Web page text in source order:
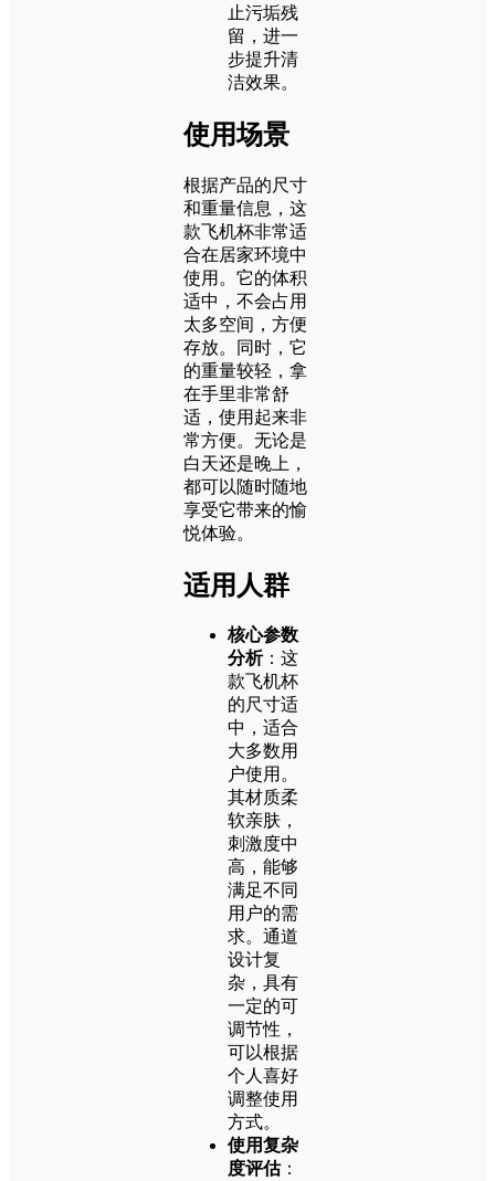
止污垢残
留，进一
步提升清
洁效果。
使用场景
根据产品的尺寸
和重量信息，这
款飞机杯非常适
合在居家环境中
使用。它的体积
适中，不会占用
太多空间，方便
存放。同时，它
的重量较轻，拿
在手里非常舒
适，使用起来非
常方便。无论是
白天还是晚上，
都可以随时随地
享受它带来的愉
悦体验。
适用人群
核心参数
分析：这
款飞机杯
的尺寸适
中，适合
大多数用
户使用。
其材质柔
软亲肤，
刺激度中
高，能够
满足不同
用户的需
求。通道
设计复
杂，具有
一定的可
调节性，
可以根据
个人喜好
调整使用
方式。
使用复杂
度评估：